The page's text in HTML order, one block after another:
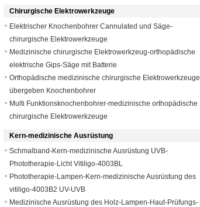
Chirurgische Elektrowerkzeuge
Elektrischer Knochenbohrer Cannulated und Säge-
chirurgische Elektrowerkzeuge
Medizinische chirurgische Elektrowerkzeug-orthopädische
elektrische Gips-Säge mit Batterie
Orthopädische medizinische chirurgische Elektrowerkzeuge
übergeben Knochenbohrer
Multi Funktionsknochenbohrer-medizinische orthopädische
chirurgische Elektrowerkzeuge
Kern-medizinische Ausrüstung
Schmalband-Kern-medizinische Ausrüstung UVB-
Phototherapie-Licht Vitiligo-4003BL
Phototherapie-Lampen-Kern-medizinische Ausrüstung des
vitiligo-4003B2 UV-UVB
Medizinische Ausrüstung des Holz-Lampen-Haut-Prüfungs-